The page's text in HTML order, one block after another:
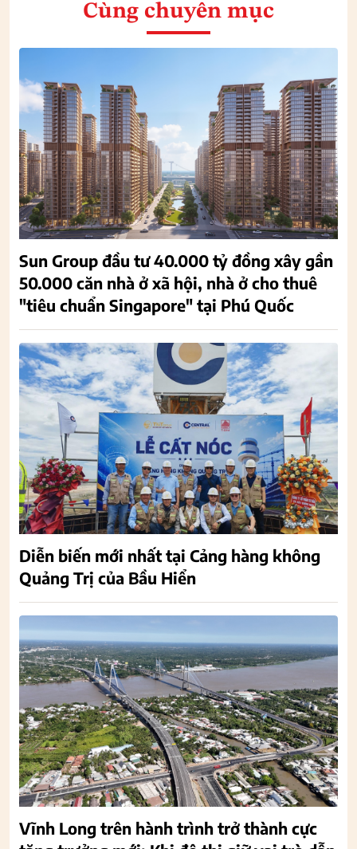
Cùng chuyên mục
Sun Group đầu tư 40.000 tỷ đồng xây gần
50.000 căn nhà ở xã hội, nhà ở cho thuê
"tiêu chuẩn Singapore" tại Phú Quốc
Diễn biến mới nhất tại Cảng hàng không
Quảng Trị của Bầu Hiển
Vĩnh Long trên hành trình trở thành cực